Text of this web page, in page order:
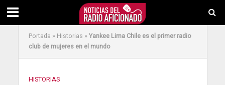
Portada » Historias »Yankee Lima Chile es el primer radio
club de mujeres en el mundo
HISTORIAS